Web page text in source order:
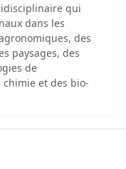
qui
dans les
des
paysages, des
de
chimie et des bio-